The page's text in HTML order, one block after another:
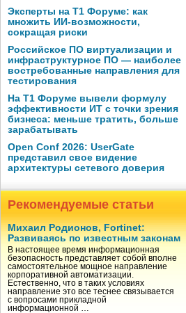
Эксперты на Т1 Форуме: как
множить ИИ-возможности,
сокращая риски
Российское ПО виртуализации и
инфраструктурное ПО — наиболее
востребованные направления для
тестирования
На Т1 Форуме вывели формулу
эффективности ИТ с точки зрения
бизнеса: меньше тратить, больше
зарабатывать
Open Conf 2026: UserGate
представил свое видение
архитектуры сетевого доверия
Рекомендуемые статьи
Михаил Родионов, Fortinet:
Развиваясь по известным законам
В настоящее время информационная
безопасность представляет собой вполне
самостоятельное мощное направление
корпоративной автоматизации.
Естественно, что в таких условиях
направление это все теснее связывается
с вопросами прикладной
информационной …